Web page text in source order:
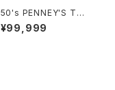
50's PENNEY'S TO
WNCRAFT black sa
ddle leather Belt
¥99,999